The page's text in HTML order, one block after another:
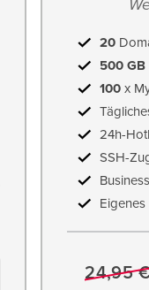
20
500 GB
100 x
24h-
SSH-
Eigenes
24,95